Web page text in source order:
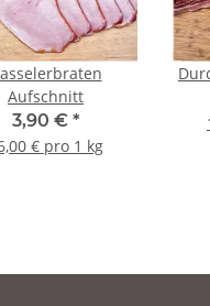
Aufschnitt
3,90 € *
€ pro 1 kg